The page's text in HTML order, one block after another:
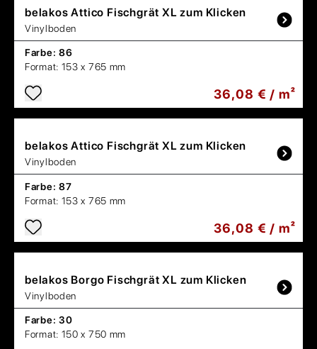
belakosAttico Fischgrät XL zum Klicken
Vinylboden
Farbe: 86
Format: 153 x 765 mm
36,08 € / m²
belakosAttico Fischgrät XL zum Klicken
Vinylboden
Farbe: 87
Format: 153 x 765 mm
36,08 € / m²
belakos Borgo Fischgrät XL zum Klicken
Vinylboden
Farbe: 30
Format: 150 x 750 mm